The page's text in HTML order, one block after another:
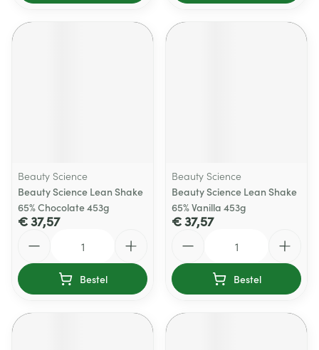
Beauty Science
Beauty Science Lean Shake
65% Chocolate 453g
€ 37,57
Bestel
Beauty Science
Beauty Science Lean Shake
65% Vanilla 453g
€ 37,57
Bestel